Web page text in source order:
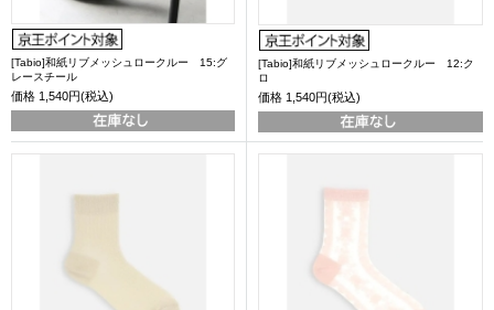
[Tabio]和紙リブメッシュロークルー 15:グ
レースチール
価格 1,540円(税込)
[Tabio]和紙リブメッシュロークルー 12:ク
ロ
価格 1,540円(税込)